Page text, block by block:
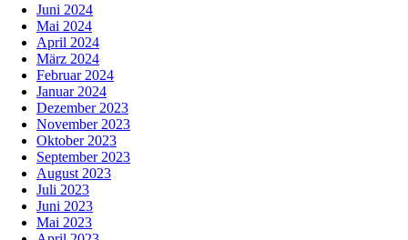
Juni 2024
Mai 2024
April 2024
März 2024
Februar 2024
Januar 2024
Dezember 2023
November 2023
Oktober 2023
September 2023
August 2023
Juli 2023
Juni 2023
Mai 2023